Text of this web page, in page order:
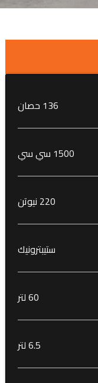
136 حصان
1500 سي سي
220 نيوتن
ستيبترونيك
60 لتر
6.5 لتر